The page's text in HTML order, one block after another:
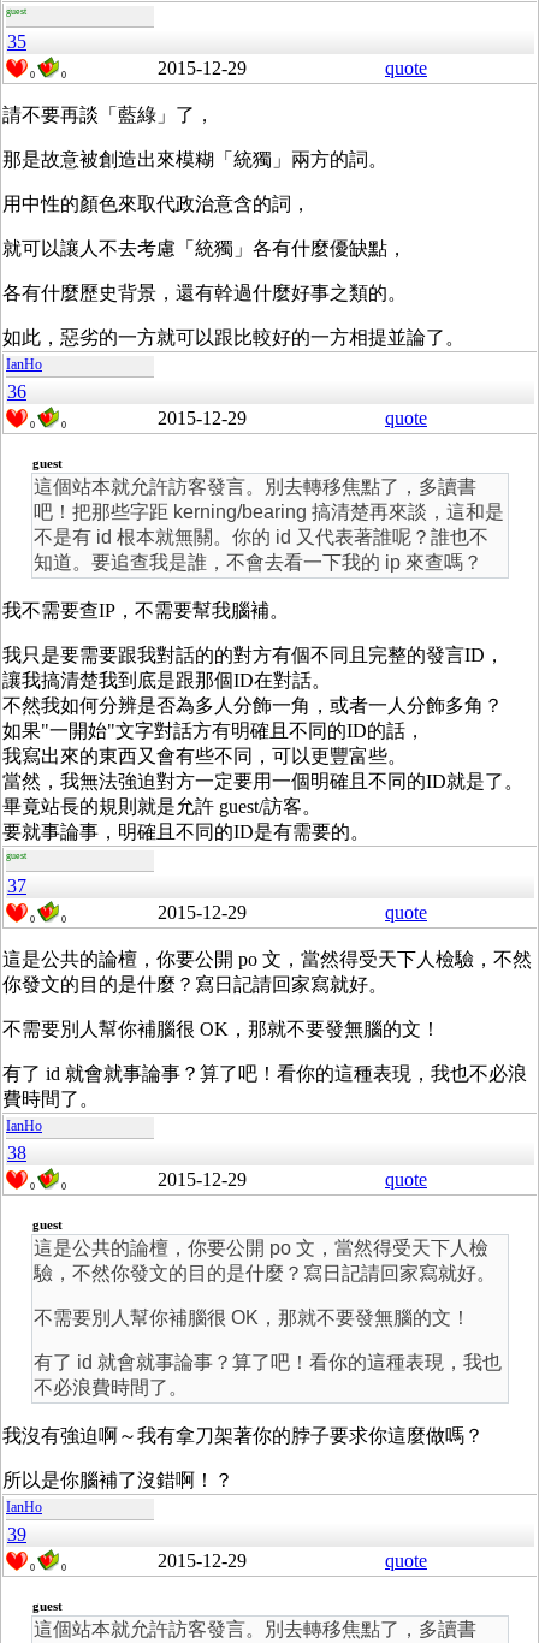
guest
35
0 0 2015-12-29 quote
請不要再談「藍綠」了，
那是故意被創造出來模糊「統獨」兩方的詞。
用中性的顏色來取代政治意含的詞，
就可以讓人不去考慮「統獨」各有什麼優缺點，
各有什麼歷史背景，還有幹過什麼好事之類的。
如此，惡劣的一方就可以跟比較好的一方相提並論了。
IanHo
36
0 0 2015-12-29 quote
guest
這個站本就允許訪客發言。別去轉移焦點了，多讀書
吧！把那些字距 kerning/bearing 搞清楚再來談，這和是
不是有 id 根本就無關。你的 id 又代表著誰呢？誰也不
知道。要追查我是誰，不會去看一下我的 ip 來查嗎？
我不需要查IP，不需要幫我腦補。
我只是要需要跟我對話的的對方有個不同且完整的發言ID，
讓我搞清楚我到底是跟那個ID在對話。
不然我如何分辨是否為多人分飾一角，或者一人分飾多角？
如果"一開始"文字對話方有明確且不同的ID的話，
我寫出來的東西又會有些不同，可以更豐富些。
當然，我無法強迫對方一定要用一個明確且不同的ID就是了。
畢竟站長的規則就是允許 guest/訪客。
要就事論事，明確且不同的ID是有需要的。
guest
37
0 0 2015-12-29 quote
這是公共的論檀，你要公開 po 文，當然得受天下人檢驗，不然
你發文的目的是什麼？寫日記請回家寫就好。
不需要別人幫你補腦很 OK，那就不要發無腦的文！
有了 id 就會就事論事？算了吧！看你的這種表現，我也不必浪
費時間了。
IanHo
38
0 0 2015-12-29 quote
guest
這是公共的論檀，你要公開 po 文，當然得受天下人檢
驗，不然你發文的目的是什麼？寫日記請回家寫就好。
不需要別人幫你補腦很 OK，那就不要發無腦的文！
有了 id 就會就事論事？算了吧！看你的這種表現，我也
不必浪費時間了。
我沒有強迫啊～我有拿刀架著你的脖子要求你這麼做嗎？
所以是你腦補了沒錯啊！？
IanHo
39
0 0 2015-12-29 quote
guest
這個站本就允許訪客發言。別去轉移焦點了，多讀書